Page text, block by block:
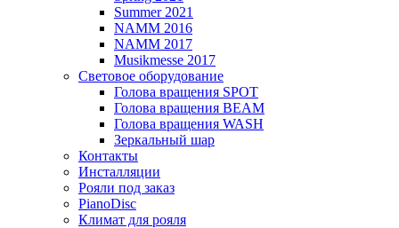
Summer 2021
NAMM 2016
NAMM 2017
Musikmesse 2017
Световое оборудование
Голова вращения SPOT
Голова вращения BEAM
Голова вращения WASH
Зеркальный шар
Контакты
Инсталляции
Рояли под заказ
PianoDisc
Климат для рояля